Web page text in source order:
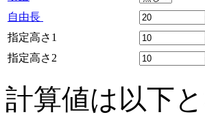
自由長
指定高さ1
指定高さ2
計算値は以下